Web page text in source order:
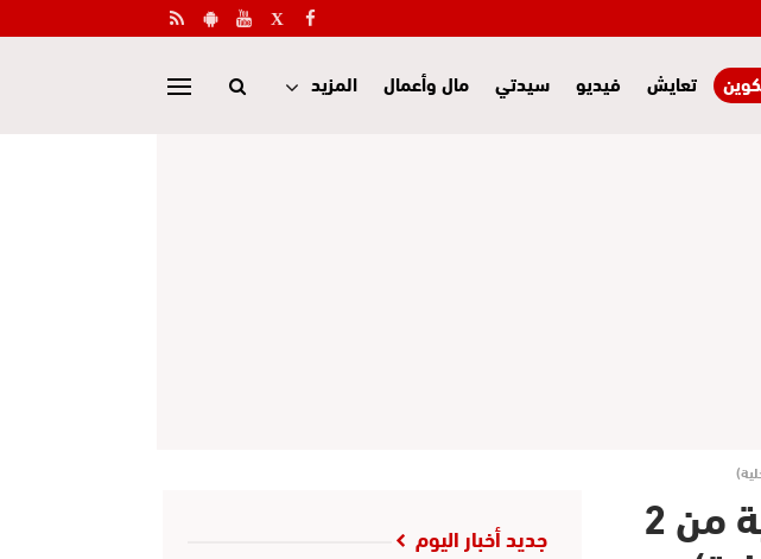
تعايش فيديو سيدتي مال وأعمال المزيد
عملية الإحصاء المتعلق بالخدمة العسكرية من 2 جديد أخبار اليوم